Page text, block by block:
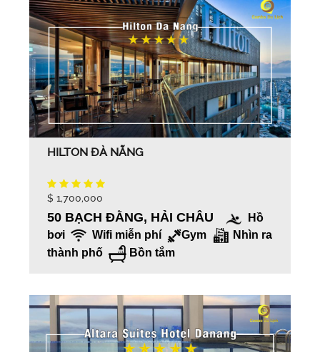
HILTON ĐÀ NẴNG
$ 1,700,000
50 BẠCH ĐẰNG, HẢI CHÂU
Hồ
bơi
Wifi miễn phí Gym
Nhìn ra
thành phố
Bồn tắm